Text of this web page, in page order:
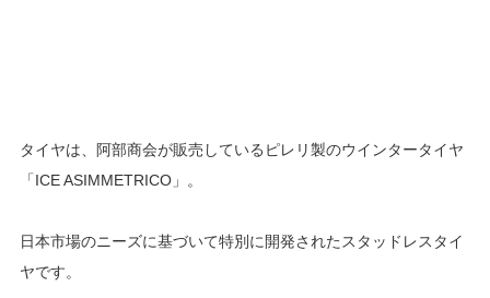
タイヤは、阿部商会が販売しているピレリ製のウインタータイヤ
「ICE ASIMMETRICO」。
日本市場のニーズに基づいて特別に開発されたスタッドレスタイ
ヤです。